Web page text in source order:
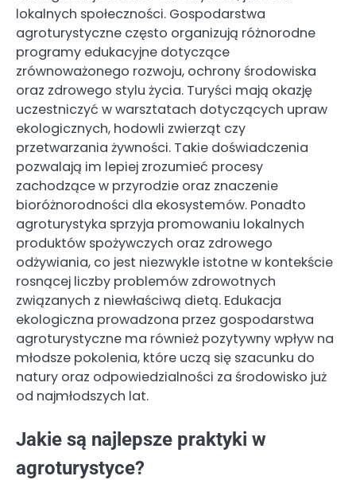
lokalnych społeczności. Gospodarstwa
agroturystyczne często organizują różnorodne
programy edukacyjne dotyczące
zrównoważonego rozwoju, ochrony środowiska
oraz zdrowego stylu życia. Turyści mają okazję
uczestniczyć w warsztatach dotyczących upraw
ekologicznych, hodowli zwierząt czy
przetwarzania żywności. Takie doświadczenia
pozwalają im lepiej zrozumieć procesy
zachodzące w przyrodzie oraz znaczenie
bioróżnorodności dla ekosystemów. Ponadto
agroturystyka sprzyja promowaniu lokalnych
produktów spożywczych oraz zdrowego
odżywiania, co jest niezwykle istotne w kontekście
rosnącej liczby problemów zdrowotnych
związanych z niewłaściwą dietą. Edukacja
ekologiczna prowadzona przez gospodarstwa
agroturystyczne ma również pozytywny wpływ na
młodsze pokolenia, które uczą się szacunku do
natury oraz odpowiedzialności za środowisko już
od najmłodszych lat.
Jakie są najlepsze praktyki w
agroturystyce?